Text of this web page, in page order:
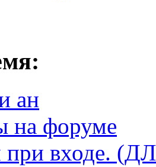
ан
на форуме
при входе.